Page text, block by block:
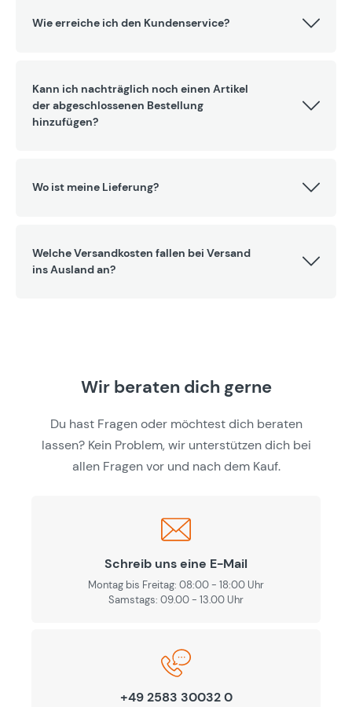
Wie erreiche ich den Kundenservice?
Kann ich nachträglich noch einen Artikel
der abgeschlossenen Bestellung
hinzufügen?
Wo ist meine Lieferung?
Welche Versandkosten fallen bei Versand
ins Ausland an?
Wir beraten dich gerne
Du hast Fragen oder möchtest dich beraten
lassen? Kein Problem, wir unterstützen dich bei
allen Fragen vor und nach dem Kauf.
Schreib uns eine E-Mail
Montag bis Freitag: 08:00 - 18:00 Uhr
Samstags: 09.00 - 13.00 Uhr
+49 2583 30032 0